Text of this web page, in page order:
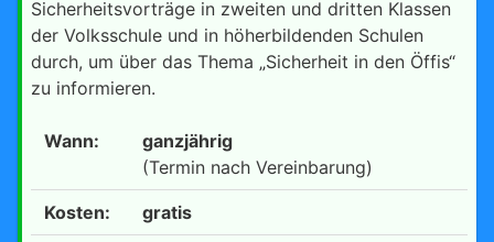
Sicherheitsvorträge in zweiten und dritten Klassen
der Volksschule und in höherbildenden Schulen
durch, um über das Thema „Sicherheit in den Öffis“
zu informieren.
Wann:
ganzjährig
(Termin nach Vereinbarung)
Kosten: gratis